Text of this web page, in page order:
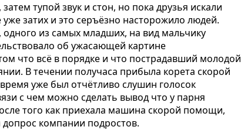
тупой звук и стон, но пока друзья искали
затих и это серъёзно насторожило людей.
одного из самых младших, на вид мальчику
об ужасающей картине
что всё в порядке и что пострадавший молодой
В течении получаса прибыла корета скорой
уже был отчётливо слушин голосок
с чем можно сделать вывод что у парня
того как приехала машина скорой помощи,
компании подростов.